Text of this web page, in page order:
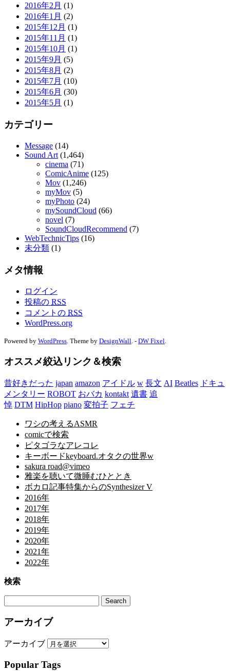
2016年2月 (1)
2016年1月 (2)
2015年12月 (1)
2015年11月 (1)
2015年10月 (1)
2015年9月 (5)
2015年8月 (2)
2015年7月 (10)
2015年6月 (30)
2015年5月 (1)
カテゴリー
Message (14)
Sound Art (1,464)
cinema (71)
ComicAnime (125)
Mov (1,246)
myMov (5)
myPhoto (24)
mySoundCloud (66)
novel (7)
SoundCloudRecommend (7)
WebTechnicTips (16)
未分類 (1)
メタ情報
ログイン
投稿の RSS
コメントの RSS
WordPress.org
Powered by WordPress. Theme by DesignWall. - DW Fixel.
オススメ絞込リンク＆検索
昔好きだった japan amazon アイドル w 長文 AI Beatles ドキュ
メンタリー ROBOT おバカ kontakt 遺書 追
悼 DTM HipHop piano 変拍子 フェチ
ワシの考えるASMR
comicで検索
ピタゴラなアレコレ
キーボードkeyboard.オタクの世界w
sakura road@vimeo
雅楽を聴いて微睡むひととき
ボカロ記事特集からのSynthesizer V
2016年
2017年
2018年
2019年
2020年
2021年
2022年
検索
アーカイブ
アーカイブ
Popular Tags